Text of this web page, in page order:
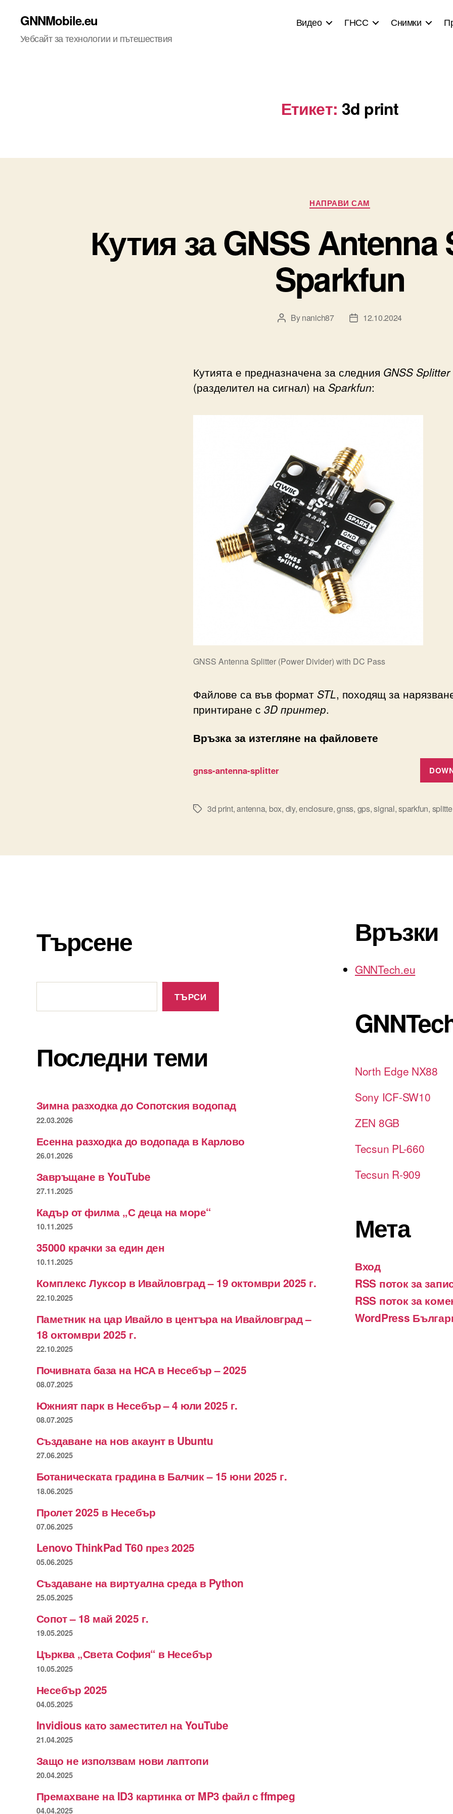
GNNMobile.eu
Уебсайт за технологии и пътешествия
Видео ГНСС Снимки
Етикет: 3d print
Categories
НАПРАВИ САМ
Кутия за GNSS
Sparkfun
PostBynanich87
Post12.10.2024
Кутията е предназначена за следния GNSS Splitter
(разделител на сигнал) на Sparkfun:
GNSS Antenna Splitter (Power Divider) with DC Pass
Файлове са във формат STL, походящ за
принтиране с 3D принтер.
Връзка за изтегляне на файловете
gnss-antenna-splitter
Tags3d print,antenna, box, diy,enclosure,gnss, gps,signal,sparkfun,
Търсене
ТЪРСИ
Последни теми
Зимна разходка до Сопотския водопад
22.03.2026
Есенна разходка до водопада в Карлово
26.01.2026
Завръщане в YouTube
27.11.2025
Кадър от филма „С деца на море“
10.11.2025
35000 крачки за един ден
10.11.2025
Комплекс Луксор в Ивайловград – 19 октомври 2025 г.
22.10.2025
Паметник на цар Ивайло в центъра на Ивайловград –
18 октомври 2025 г.
22.10.2025
Почивната база на НСА в Несебър – 2025
08.07.2025
Южният парк в Несебър – 4 юли 2025 г.
08.07.2025
Създаване на нов акаунт в Ubuntu
27.06.2025
Ботаническата градина в Балчик – 15 юни 2025 г.
18.06.2025
Пролет 2025 в Несебър
07.06.2025
Lenovo ThinkPad T60 през 2025
05.06.2025
Създаване на виртуална среда в Python
25.05.2025
Сопот – 18 май 2025 г.
19.05.2025
Църква „Света София“ в Несебър
10.05.2025
Несебър 2025
04.05.2025
Invidious като заместител на YouTube
21.04.2025
Защо не използвам нови лаптопи
20.04.2025
Премахване на ID3 картинка от MP3 файл с ffmpeg
04.04.2025
Връзки
GNNTech.eu
North Edge NX88
Sony ICF-SW10
ZEN 8GB
Tecsun PL-660
Tecsun R-909
Мета
Вход
RSS поток за
RSS поток за
WordPress